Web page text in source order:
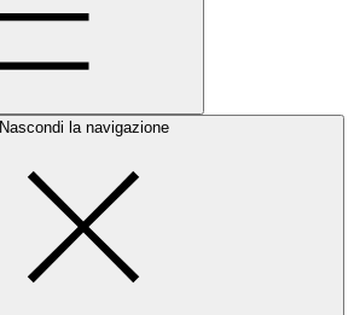
Nascondi la navigazione